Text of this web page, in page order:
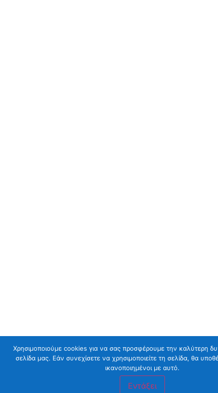
Χρησιμοποιούμε cookies για να σας προσφέρουμε την καλύτερη
σελίδα μας. Εάν συνεχίσετε να χρησιμοποιείτε τη σελίδα, θα
ικανοποιημένοι με αυτό.
Εντάξει